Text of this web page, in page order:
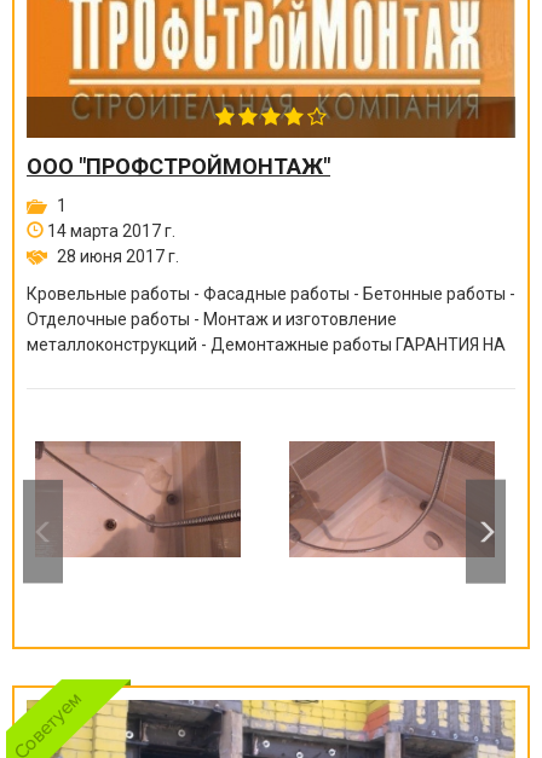
ООО "ПРОФСТРОЙМОНТАЖ"
1
14 марта 2017 г.
28 июня 2017 г.
Кровельные работы - Фасадные работы - Бетонные работы -
Отделочные работы - Монтаж и изготовление
металлоконструкций - Демонтажные работы ГАРАНТИЯ НА